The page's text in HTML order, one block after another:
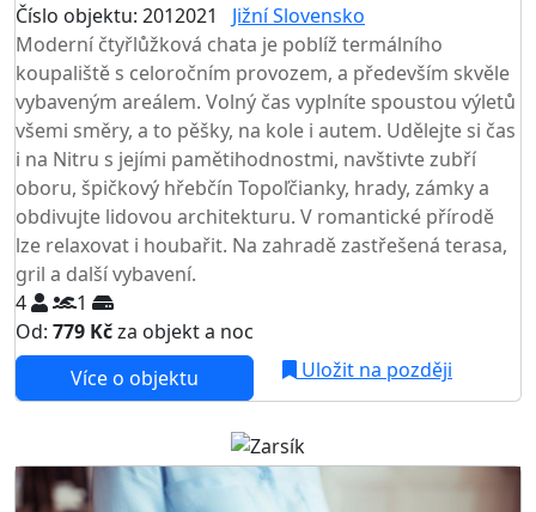
Číslo objektu: 2012021
Jižní Slovensko
Moderní čtyřlůžková chata je poblíž termálního
koupaliště s celoročním provozem, a především skvěle
vybaveným areálem. Volný čas vyplníte spoustou výletů
všemi směry, a to pěšky, na kole i autem. Udělejte si čas
i na Nitru s jejími pamětihodnostmi, navštivte zubří
oboru, špičkový hřebčín Topoľčianky, hrady, zámky a
obdivujte lidovou architekturu. V romantické přírodě
lze relaxovat i houbařit. Na zahradě zastřešená terasa,
gril a další vybavení.
4
1
Od: 779 Kčza objekt a noc
Více o objektu
Uložit na později